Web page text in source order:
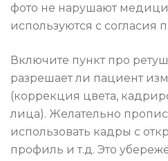
фото не нарушают
используются с согласия
Включите пункт про
разрешает ли пациент
(коррекция цвета,
лица). Желательно
использовать кадры с
профиль и т.д. Это